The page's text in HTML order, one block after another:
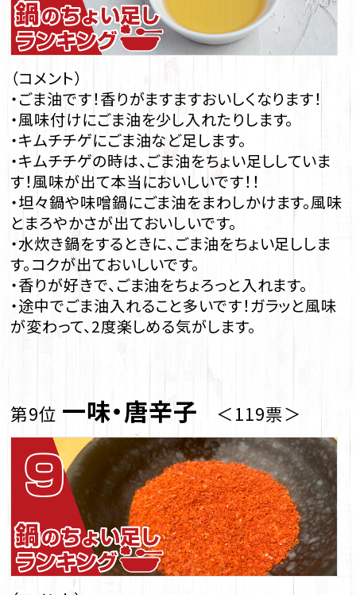
（コメント）
・ごま油です！香りがますますおいしくなります！
・風味付けにごま油を少し入れたりします。
・キムチチゲにごま油など足します。
・キムチチゲの時は、ごま油をちょい足ししていま
す！風味が出て本当においしいです！！
・坦々鍋や味噌鍋にごま油をまわしかけます。風味
とまろやかさが出ておいしいです。
・水炊き鍋をするときに、ごま油をちょい足ししま
す。コクが出ておいしいです。
・香りが好きで、ごま油をちょろっと入れます。
・途中でごま油入れること多いです！ガラッと風味
が変わって、2度楽しめる気がします。
第9位 一味・唐辛子 ＜119票＞